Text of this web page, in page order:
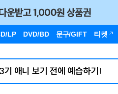
LP DVD/BD 문구/GIFT 티켓